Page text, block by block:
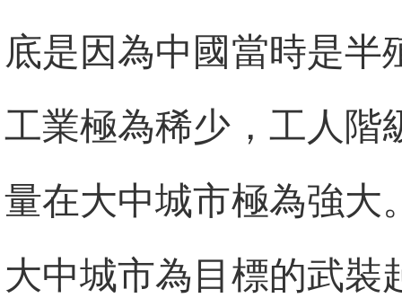
底是因為中國當時是半
工業極為稀少，工人階
量在大中城市極為強大
大中城市為目標的武裝